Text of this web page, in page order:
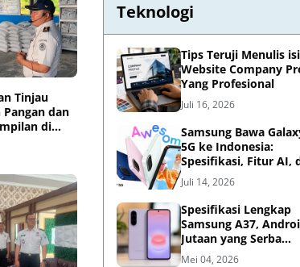
Tinjau
dan
di
Teknologi
Tips Teruji Menulis isi
Website Company
Yang Profesional
Juli 16, 2026
Samsung Bawa
5G ke Indonesia:
Spesifikasi, Fitur AI,
Harga Resmi
Juli 14, 2026
Spesifikasi Lengkap
Samsung A37,
Jutaan yang Serba
Lengkap
Mei 04, 2026